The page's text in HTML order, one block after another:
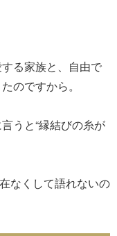
る家族と、自由で
のですから。
うと“縁結びの糸が
なくして語れないの